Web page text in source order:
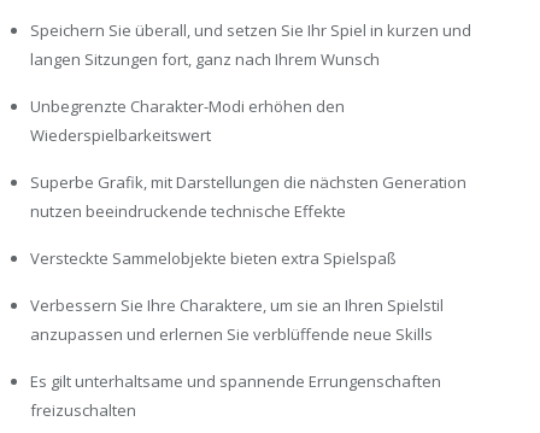
Speichern Sie überall, und setzen Sie Ihr Spiel in kurzen und
langen Sitzungen fort, ganz nach Ihrem Wunsch
Unbegrenzte Charakter-Modi erhöhen den
Wiederspielbarkeitswert
Superbe Grafik, mit Darstellungen die nächsten Generation
nutzen beeindruckende technische Effekte
Versteckte Sammelobjekte bieten extra Spielspaß
Verbessern Sie Ihre Charaktere, um sie an Ihren Spielstil
anzupassen und erlernen Sie verblüffende neue Skills
Es gilt unterhaltsame und spannende Errungenschaften
freizuschalten